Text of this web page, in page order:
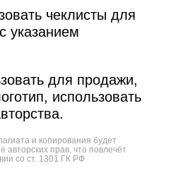
чеклисты для
указанием
для продажи,
использовать
и копирования будет
авторских прав, что повлечёт
со ст. 1301 ГК РФ